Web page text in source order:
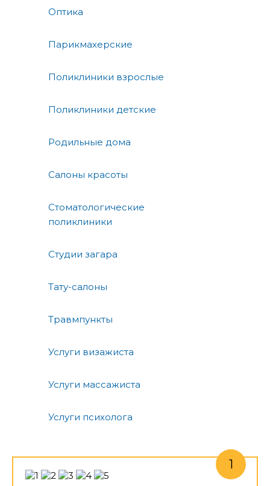
Оптика
Парикмахерские
Поликлиники взрослые
Поликлиники детские
Родильные дома
Салоны красоты
Стоматологические
поликлиники
Студии загара
Тату-салоны
Травмпункты
Услуги визажиста
Услуги массажиста
Услуги психолога